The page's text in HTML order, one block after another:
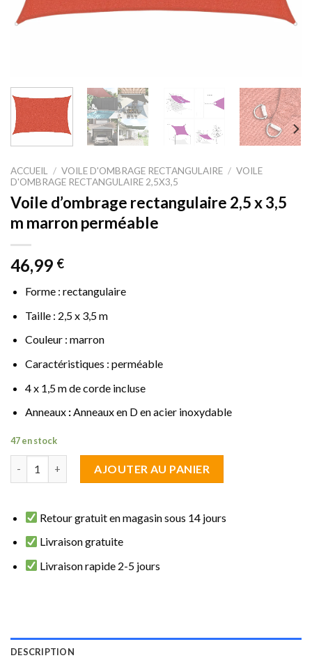
ACCUEIL / VOILE D'OMBRAGE RECTANGULAIRE / VOILE
D'OMBRAGE RECTANGULAIRE 2,5X3,5
Voile d’ombrage rectangulaire 2,5 x 3,5
m marron perméable
46,99 €
Forme : rectangulaire
Taille : 2,5 x 3,5 m
Couleur : marron
Caractéristiques : perméable
4 x 1,5 m de corde incluse
Anneaux:Anneaux en D en acier inoxydable
47 en stock
AJOUTER AU PANIER
Retour gratuit en magasin sous 14 jours
Livraison gratuite
Livraison rapide 2-5 jours
DESCRIPTION